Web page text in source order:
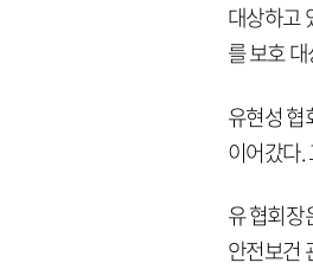
대상하고
를 보호
유현성 협
이어갔다.
유 협회장
안전보건